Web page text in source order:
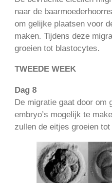
naar de
om gelijke plaatsen voor
maken. Tijdens deze
groeien tot blastocytes.
TWEEDE WEEK
Dag 8
De migratie gaat door om
embryo’s mogelijk te
zullen de eitjes groeien